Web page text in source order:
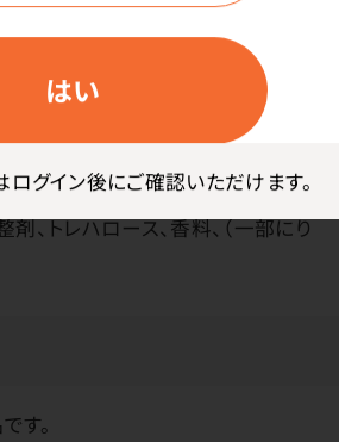
はい
ログイン後にご確認いただけます。
液糖、砂糖／ゲル化剤（増粘多糖
剤、トレハロース、香料、（一部にり
す。